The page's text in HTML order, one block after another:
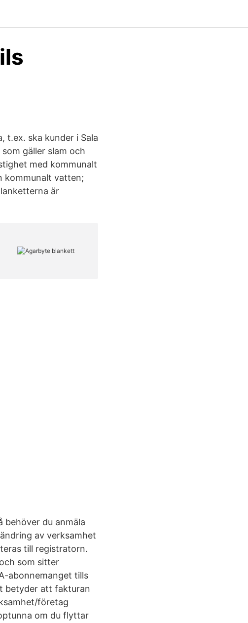
t.ex. ska kunder i Sala
gäller slam och
med kommunalt
kommunalt vatten;
är
behöver du anmäla
av verksamhet
till registratorn.
som sitter
abonnemanget tills
betyder att fakturan
företag
om du flyttar